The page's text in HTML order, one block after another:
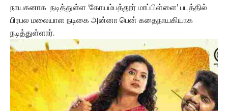
நாயகனாக நடித்துள்ள ‘கோயம்பத்தூர் மாப்பிள்ளை’ படத்தில்
பிரபல மலையாள நடிகை அன்னா பென் கதைநாயகியாக
நடித்துள்ளார்.